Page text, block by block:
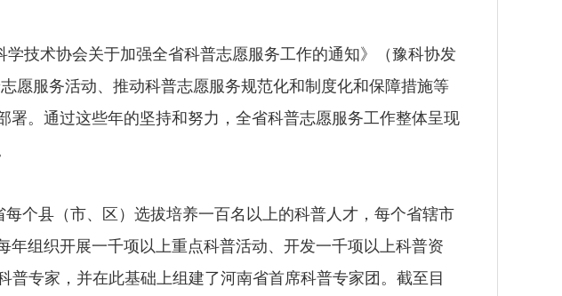
术协会关于加强全省科普志愿服务工作的通知》（豫科协发
愿服务活动、推动科普志愿服务规范化和制度化和保障措施等
。通过这些年的坚持和努力，全省科普志愿服务工作整体呈现
个县（市、区）选拔培养一百名以上的科普人才，每个省辖市
组织开展一千项以上重点科普活动、开发一千项以上科普资
专家，并在此基础上组建了河南省首席科普专家团。截至目